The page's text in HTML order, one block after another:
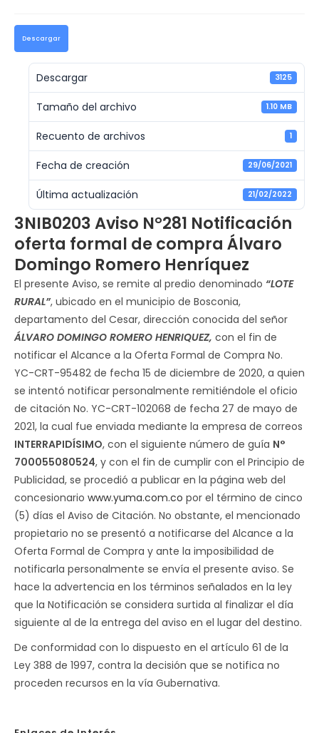
Descargar
Descargar 3125
Tamaño del archivo 1.10 MB
Recuento de archivos 1
Fecha de creación 29/06/2021
Última actualización 21/02/2022
3NIB0203 Aviso N°281 Notificación
oferta formal de compra Álvaro
Domingo Romero Henríquez
El presente Aviso, se remite al predio denominado “LOTE
RURAL”, ubicado en el municipio de Bosconia,
departamento del Cesar, dirección conocida del señor
ÁLVARO DOMINGO ROMERO HENRIQUEZ, con el fin de
notificar el Alcance a la Oferta Formal de Compra No.
YC-CRT-95482 de fecha 15 de diciembre de 2020, a quien
se intentó notificar personalmente remitiéndole el oficio
de citación No. YC-CRT-102068 de fecha 27 de mayo de
2021, la cual fue enviada mediante la empresa de correos
INTERRAPIDÍSIMO, con el siguiente número de guía N°
700055080524, y con el fin de cumplir con el Principio de
Publicidad, se procedió a publicar en la página web del
concesionario www.yuma.com.co por el término de cinco
(5) días el Aviso de Citación. No obstante, el mencionado
propietario no se presentó a notificarse del Alcance a la
Oferta Formal de Compra y ante la imposibilidad de
notificarla personalmente se envía el presente aviso. Se
hace la advertencia en los términos señalados en la ley
que la Notificación se considera surtida al finalizar el día
siguiente al de la entrega del aviso en el lugar del destino.
De conformidad con lo dispuesto en el artículo 61 de la
Ley 388 de 1997, contra la decisión que se notifica no
proceden recursos en la vía Gubernativa.